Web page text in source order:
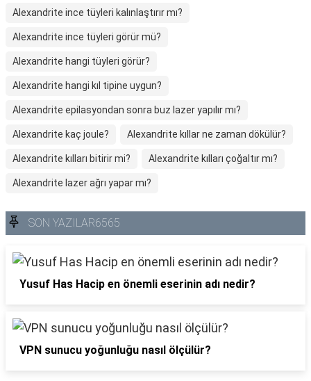
Alexandrite ince tüyleri kalınlaştırır mı?
Alexandrite ince tüyleri görür mü?
Alexandrite hangi tüyleri görür?
Alexandrite hangi kıl tipine uygun?
Alexandrite epilasyondan sonra buz lazer yapılır mı?
Alexandrite kaç joule? Alexandrite kıllar ne zaman dökülür?
Alexandrite kılları bitirir mi? Alexandrite kılları çoğaltır mı?
Alexandrite lazer ağrı yapar mı?
SON YAZILAR6565
Yusuf Has Hacip en önemli eserinin adı nedir?
VPN sunucu yoğunluğu nasıl ölçülür?